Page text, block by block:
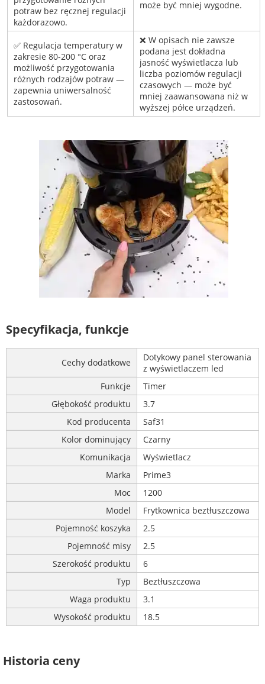
potraw bez ręcznej regulacji
każdorazowo.
może być mniej wygodne.
✅ Regulacja temperatury w
zakresie 80-200 °C oraz
możliwość przygotowania
różnych rodzajów potraw —
zapewnia uniwersalność
zastosowań.
❌ W opisach nie zawsze
podana jest dokładna
jasność wyświetlacza lub
liczba poziomów regulacji
czasowych — może być
mniej zaawansowana niż w
wyższej półce urządzeń.
Specyfikacja, funkcje
Cechy dodatkowe
Dotykowy panel sterowania
z wyświetlaczem led
Funkcje
Timer
Głębokość produktu
3.7
Kod producenta
Saf31
Kolor dominujący
Czarny
Komunikacja
Wyświetlacz
Marka
Prime3
Moc
1200
Model
Frytkownica beztłuszczowa
Pojemność koszyka
2.5
Pojemność misy
2.5
Szerokość produktu
6
Typ
Beztłuszczowa
Waga produktu
3.1
Wysokość produktu
18.5
Historia ceny